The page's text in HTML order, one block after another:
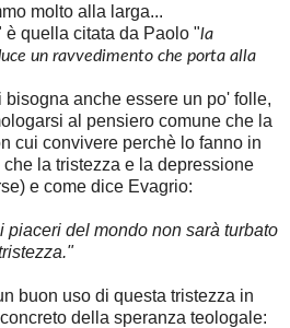
molto alla larga...
è quella citata da Paolo "la
un ravvedimento che porta alla
bisogna anche essere un po' folle,
al pensiero comune che la
cui convivere perchè lo fanno in
la tristezza e la depressione
e come dice Evagrio:
piaceri del mondo non sarà turbato
buon uso di questa tristezza in
della speranza teologale: